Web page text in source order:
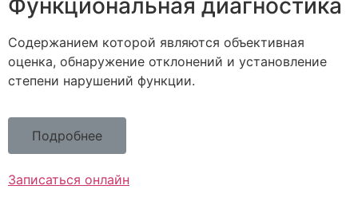
Содержанием которой являются объективная
оценка, обнаружение отклонений и установление
степени нарушений функции.
Подробнее
Записаться онлайн